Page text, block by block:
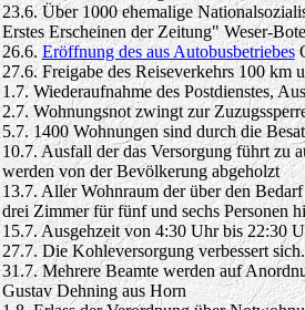
23.6. Über 1000 ehemalige
Erstes Erscheinen der Zeitung" Weser-
26.6.Eröffnung des aus Autobusbetriebes
27.6. Freigabe des Reiseverkehrs 100 km
1.7. Wiederaufnahme des Postdienstes,
2.7. Wohnungsnot zwingt zur
5.7. 1400 Wohnungen sind durch die
10.7. Ausfall der das Versorgung führt zu
werden von der Bevölkerung abgeholzt
13.7. Aller Wohnraum der über den
drei Zimmer für fünf und sechs Personen
15.7. Ausgehzeit von 4:30 Uhr bis 22:30
27.7. Die Kohleversorgung verbessert
31.7. Mehrere Beamte werden auf
Gustav Dehning aus Horn